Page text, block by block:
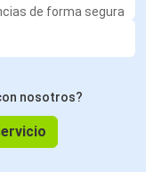
de forma segura
nosotros?